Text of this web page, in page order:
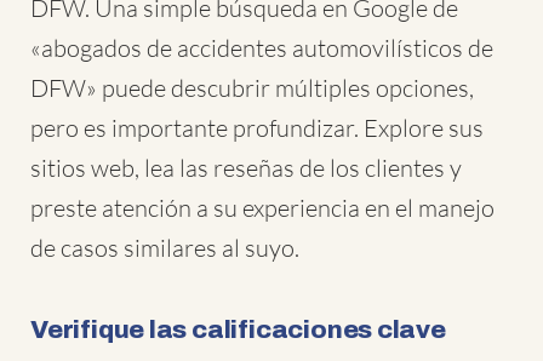
DFW. Una simple búsqueda en Google de
«abogados de accidentes automovilísticos de
DFW» puede descubrir múltiples opciones,
pero es importante profundizar. Explore sus
sitios web, lea las reseñas de los clientes y
preste atención a su experiencia en el manejo
de casos similares al suyo.
Verifique las calificaciones clave